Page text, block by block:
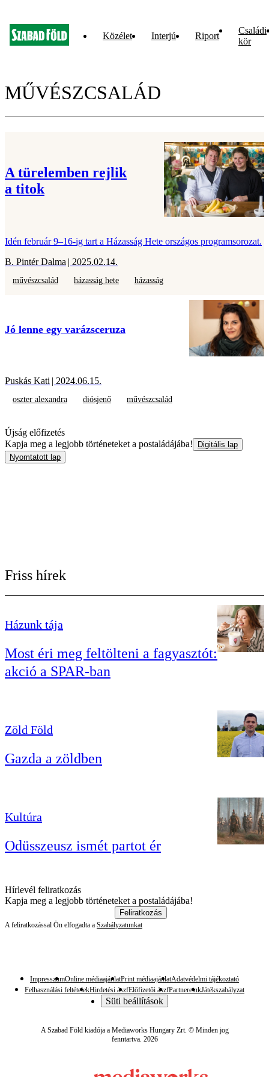
Közélet Interjú Riport
Családi
kör
MŰVÉSZCSALÁD
A türelemben rejlik
a titok
Idén február 9–16-ig tart a Házasság Hete országos programsorozat.
B. Pintér Dalma | 2025.02.14.
művészcsalád házasság hete házasság
Jó lenne egy varázsceruza
Puskás Kati | 2024.06.15.
oszter alexandra diósjenő művészcsalád
Újság előfizetés
Kapja meg a legjobb történeteket a postaládájába!
Digitális lap
Nyomtatott lap
Friss hírek
Házunk tája
Most éri meg feltölteni a fagyasztót:
akció a SPAR-ban
Zöld Föld
Gazda a zöldben
Kultúra
Odüsszeusz ismét partot ér
Hírlevél feliratkozás
Kapja meg a legjobb történeteket a postaládájába!
Feliratkozás
A feliratkozással Ön elfogadta a Szabályzatunkat
ImpresszumOnline médiaajánlatPrint médiaajánlatAdatvédelmi tájékoztató
Felhasználási feltételekHirdetési ászfElőfizetői ászfPartnereinkJátékszabályzat
Süti beállítások
A Szabad Föld kiadója a Mediaworks Hungary Zrt. © Minden jog
fenntartva. 2026